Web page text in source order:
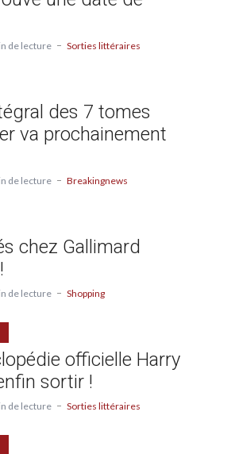
de lecture Sorties littéraires
des 7 tomes
va prochainement
de lecture Breakingnews
chez Gallimard
de lecture Shopping
officielle Harry
sortir !
de lecture Sorties littéraires